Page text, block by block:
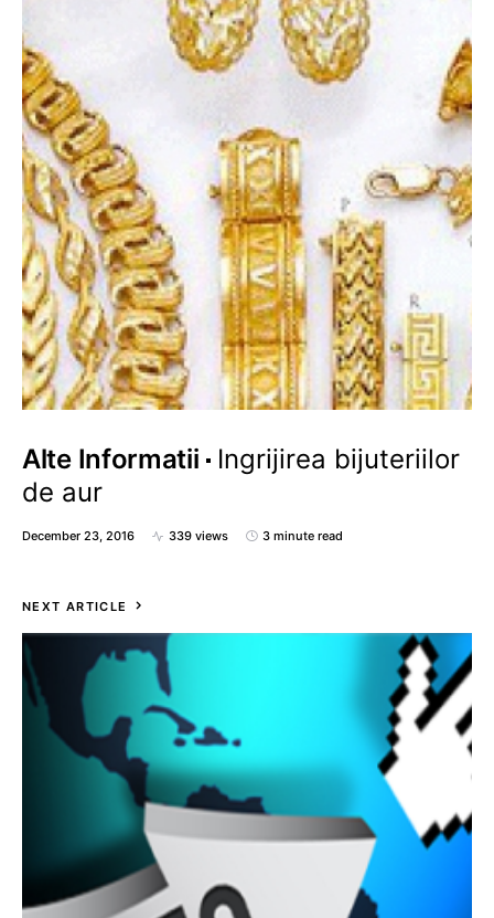
Alte Informatii
Ingrijirea bijuteriilor
de aur
December 23, 2016 339 views 3 minute read
NEXT ARTICLE